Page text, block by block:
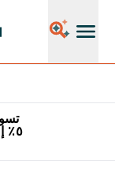
٥٪ إضافية باستخدام كود محدود